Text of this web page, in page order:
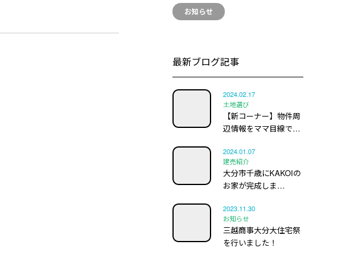
お知らせ
最新ブログ記事
2024.02.17
土地選び
【新コーナー】物件周
辺情報をママ目線で…
2024.01.07
建売紹介
大分市千歳にKAKOIの
お家が完成しま…
2023.11.30
お知らせ
三越商事大分大住宅祭
を行いました！